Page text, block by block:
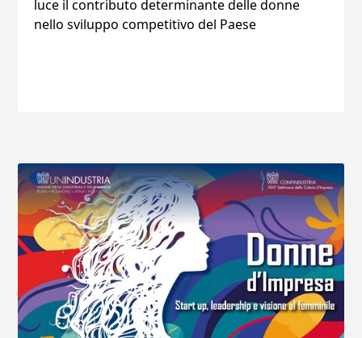
luce il contributo determinante delle donne
nello sviluppo competitivo del Paese‍